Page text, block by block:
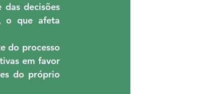
decisões
o que afeta
do processo
em favor
do próprio